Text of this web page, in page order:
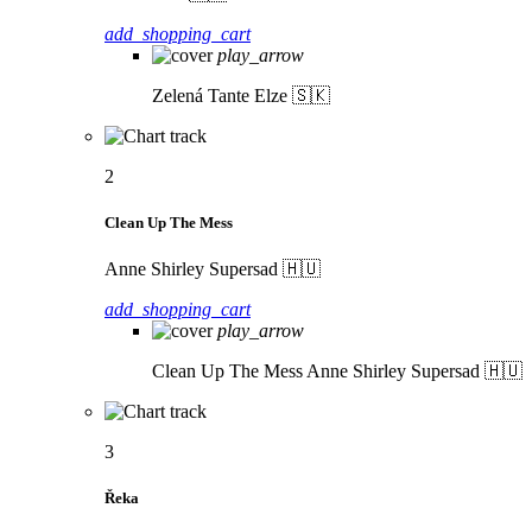
add_shopping_cart
play_arrow
Zelená Tante Elze 🇸🇰
2
Clean Up The Mess
Anne Shirley Supersad 🇭🇺
add_shopping_cart
play_arrow
Clean Up The Mess Anne Shirley Supersad 🇭🇺
3
Řeka